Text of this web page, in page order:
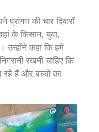
प्रांगण की चार दिवारों
के किसान, युवा,
उन्होंने कहा कि हमें
रखनी चाहिए कि
रहे हैं और बच्चों का